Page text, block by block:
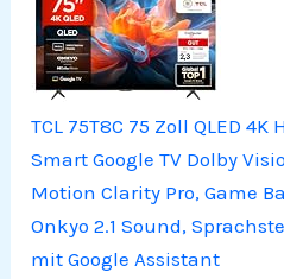
TCL 75T8C 75 Zoll QLED 4K
Smart Google TV Dolby
Motion Clarity Pro, Game
Onkyo 2.1 Sound,
mit Google Assistant